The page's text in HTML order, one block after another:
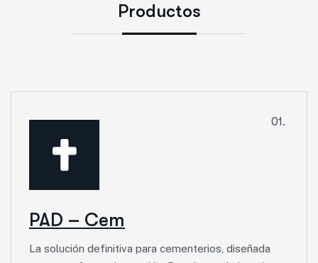
Productos
01.
PAD – Cem
La solución definitiva para cementerios, diseñada